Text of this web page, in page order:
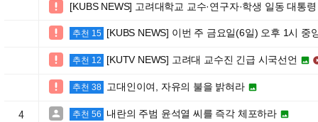
 [KUBS NEWS] 고려대학교 교수·연구자·학생 일동 대통
 추천 15 [KUBS NEWS] 이번 주 금요일(6일) 오후 1시 중
 추천 12 [KUTV NEWS] 고려대 교수진 긴급 시국선언 
 추천 38 고대인이여, 자유의 불을 밝혀라 
4  추천 56 내란의 주범 윤석열 씨를 즉각 체포하라 